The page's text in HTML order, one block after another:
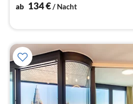
ab 134€/ Nacht